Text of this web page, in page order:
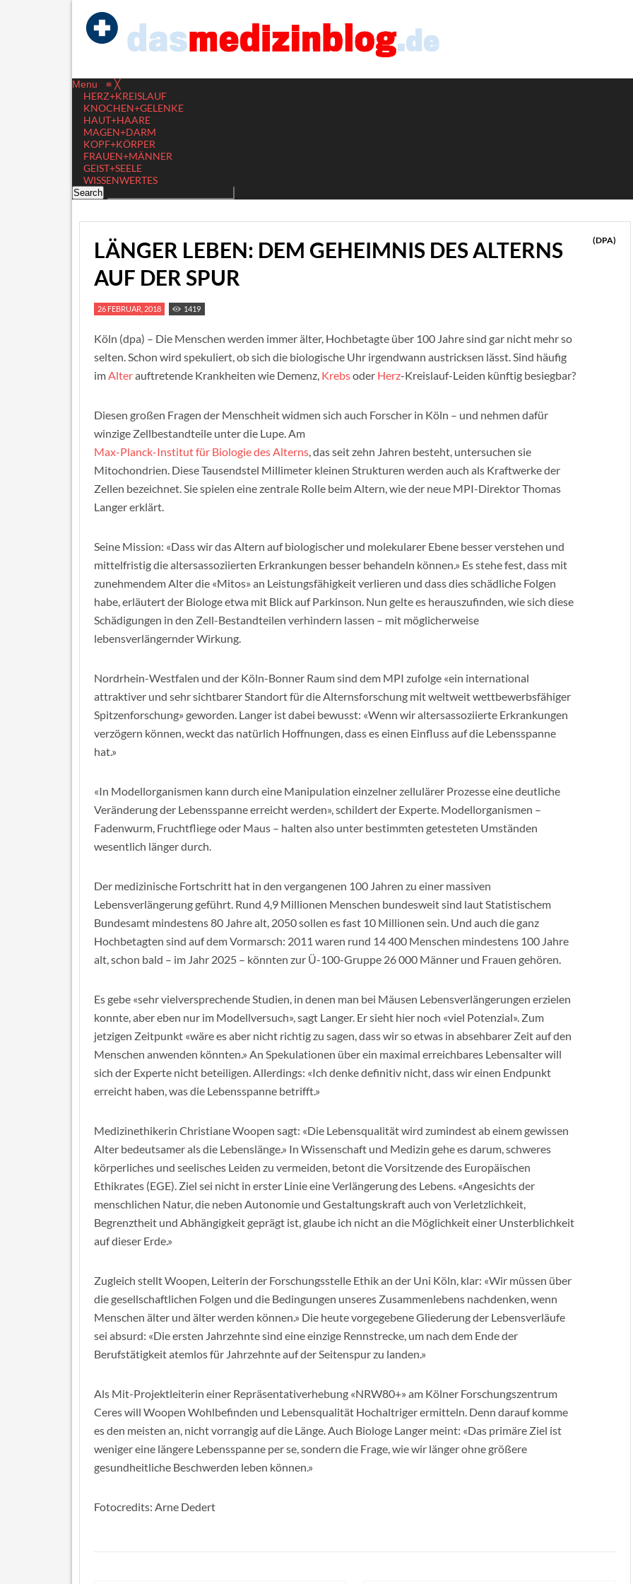
Menu ≡ ╳
HERZ+KREISLAUF
KNOCHEN+GELENKE
HAUT+HAARE
MAGEN+DARM
KOPF+KÖRPER
FRAUEN+MÄNNER
GEIST+SEELE
WISSENWERTES
LÄNGER LEBEN: DEM GEHEIMNIS DES ALTERNS
AUF DER SPUR
(DPA)
26 FEBRUAR, 2018 1419
Köln (dpa) – Die Menschen werden immer älter, Hochbetagte über 100 Jahre sind gar nicht mehr so
selten. Schon wird spekuliert, ob sich die biologische Uhr irgendwann austricksen lässt. Sind häufig
imAlterauftretende Krankheiten wie Demenz, Krebsoder Herz-Kreislauf-Leiden künftig besiegbar?
Diesen großen Fragen der Menschheit widmen sich auch Forscher in Köln – und nehmen dafür
winzige Zellbestandteile unter die Lupe. Am
Max-Planck-Institut für Biologie des Alterns, das seit zehn Jahren besteht, untersuchen sie
Mitochondrien. Diese Tausendstel Millimeter kleinen Strukturen werden auch als Kraftwerke der
Zellen bezeichnet. Sie spielen eine zentrale Rolle beim Altern, wie der neue MPI-Direktor Thomas
Langer erklärt.
Seine Mission: «Dass wir das Altern auf biologischer und molekularer Ebene besser verstehen und
mittelfristig die altersassoziierten Erkrankungen besser behandeln können.» Es stehe fest, dass mit
zunehmendem Alter die «Mitos» an Leistungsfähigkeit verlieren und dass dies schädliche Folgen
habe, erläutert der Biologe etwa mit Blick auf Parkinson. Nun gelte es herauszufinden, wie sich diese
Schädigungen in den Zell-Bestandteilen verhindern lassen – mit möglicherweise
lebensverlängernder Wirkung.
Nordrhein-Westfalen und der Köln-Bonner Raum sind dem MPI zufolge «ein international
attraktiver und sehr sichtbarer Standort für die Alternsforschung mit weltweit wettbewerbsfähiger
Spitzenforschung» geworden. Langer ist dabei bewusst: «Wenn wir altersassoziierte Erkrankungen
verzögern können, weckt das natürlich Hoffnungen, dass es einen Einfluss auf die Lebensspanne
hat.»
«In Modellorganismen kann durch eine Manipulation einzelner zellulärer Prozesse eine deutliche
Veränderung der Lebensspanne erreicht werden», schildert der Experte. Modellorganismen –
Fadenwurm, Fruchtfliege oder Maus – halten also unter bestimmten getesteten Umständen
wesentlich länger durch.
Der medizinische Fortschritt hat in den vergangenen 100 Jahren zu einer massiven
Lebensverlängerung geführt. Rund 4,9 Millionen Menschen bundesweit sind laut Statistischem
Bundesamt mindestens 80 Jahre alt, 2050 sollen es fast 10 Millionen sein. Und auch die ganz
Hochbetagten sind auf dem Vormarsch: 2011 waren rund 14 400 Menschen mindestens 100 Jahre
alt, schon bald – im Jahr 2025 – könnten zur Ü-100-Gruppe 26 000 Männer und Frauen gehören.
Es gebe «sehr vielversprechende Studien, in denen man bei Mäusen Lebensverlängerungen erzielen
konnte, aber eben nur im Modellversuch», sagt Langer. Er sieht hier noch «viel Potenzial». Zum
jetzigen Zeitpunkt «wäre es aber nicht richtig zu sagen, dass wir so etwas in absehbarer Zeit auf den
Menschen anwenden könnten.» An Spekulationen über ein maximal erreichbares Lebensalter will
sich der Experte nicht beteiligen. Allerdings: «Ich denke definitiv nicht, dass wir einen Endpunkt
erreicht haben, was die Lebensspanne betrifft.»
Medizinethikerin Christiane Woopen sagt: «Die Lebensqualität wird zumindest ab einem gewissen
Alter bedeutsamer als die Lebenslänge.» In Wissenschaft und Medizin gehe es darum, schweres
körperliches und seelisches Leiden zu vermeiden, betont die Vorsitzende des Europäischen
Ethikrates (EGE). Ziel sei nicht in erster Linie eine Verlängerung des Lebens. «Angesichts der
menschlichen Natur, die neben Autonomie und Gestaltungskraft auch von Verletzlichkeit,
Begrenztheit und Abhängigkeit geprägt ist, glaube ich nicht an die Möglichkeit einer Unsterblichkeit
auf dieser Erde.»
Zugleich stellt Woopen, Leiterin der Forschungsstelle Ethik an der Uni Köln, klar: «Wir müssen über
die gesellschaftlichen Folgen und die Bedingungen unseres Zusammenlebens nachdenken, wenn
Menschen älter und älter werden können.» Die heute vorgegebene Gliederung der Lebensverläufe
sei absurd: «Die ersten Jahrzehnte sind eine einzige Rennstrecke, um nach dem Ende der
Berufstätigkeit atemlos für Jahrzehnte auf der Seitenspur zu landen.»
Als Mit-Projektleiterin einer Repräsentativerhebung «NRW80+» am Kölner Forschungszentrum
Ceres will Woopen Wohlbefinden und Lebensqualität Hochaltriger ermitteln. Denn darauf komme
es den meisten an, nicht vorrangig auf die Länge. Auch Biologe Langer meint: «Das primäre Ziel ist
weniger eine längere Lebensspanne per se, sondern die Frage, wie wir länger ohne größere
gesundheitliche Beschwerden leben können.»
Fotocredits: Arne Dedert